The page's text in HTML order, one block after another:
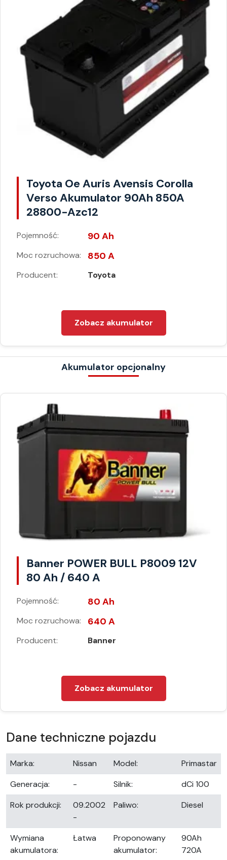
Toyota Oe Auris Avensis Corolla
Verso Akumulator 90Ah 850A
28800-Azc12
Pojemność: 90 Ah
Moc rozruchowa: 850 A
Producent: Toyota
Zobacz akumulator
Akumulator opcjonalny
Banner POWER BULL P8009 12V
80 Ah / 640 A
Pojemność: 80 Ah
Moc rozruchowa: 640 A
Producent: Banner
Zobacz akumulator
Dane techniczne pojazdu
Marka: Nissan Model:
Primastar
Generacja:
- Silnik:
dCi 100
Rok produkcji:
09.2002
-
Paliwo: Diesel
Wymiana
akumulatora:
Łatwa
Proponowany
akumulator:
90Ah
720A